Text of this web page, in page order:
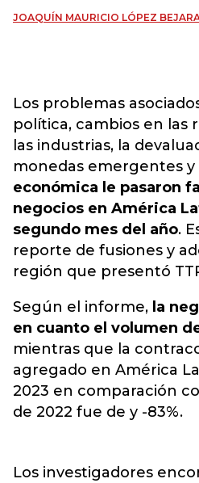
JOAQUÍN MAURICIO LÓPEZ
Los problemas
política, cambios en las
las industrias, la
monedas emergentes y
económica le pasaron
negocios en América
segundo mes del año.
reporte de fusiones y
región que presentó
Según el informe, la
en cuanto el volumen
mientras que la
agregado en América
2023 en comparación
de 2022 fue de y -83%.
Los investigadores